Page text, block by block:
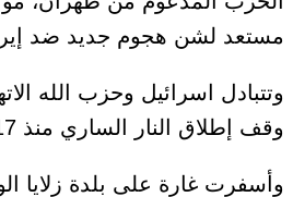
مستعد لشن هجوم جديد ضد
وتتبادل اسرائيل وحزب الله
وقف إطلاق النار الساري منذ 17 أبريل.
وأسفرت غارة على بلدة زلايا